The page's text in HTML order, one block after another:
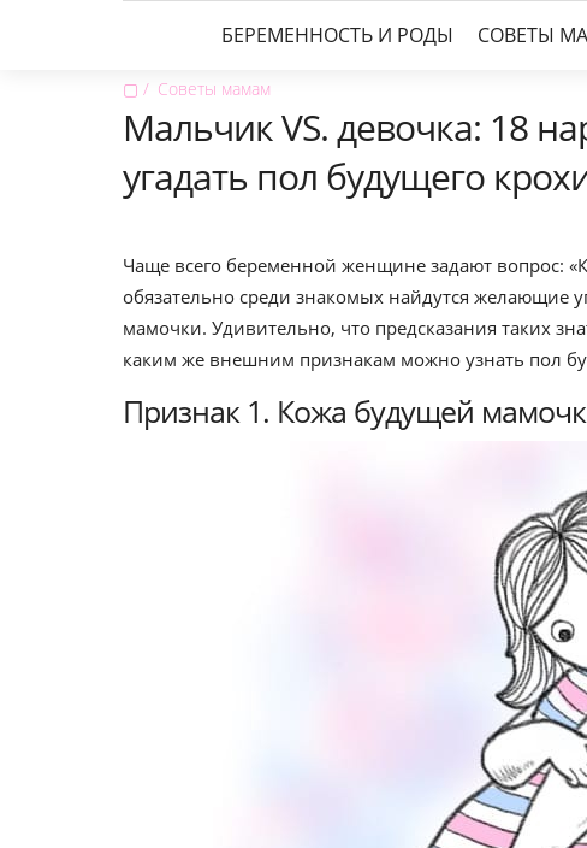
БЕРЕМЕННОСТЬ И РОДЫ СОВЕТЫ
▢ Советы мамам
Мальчик VS. девочка: 18
угадать пол будущего
Чаще всего беременной женщине задают вопрос:
обязательно среди знакомых найдутся желающие
мамочки. Удивительно, что предсказания таких
каким же внешним признакам можно узнать пол
Признак 1. Кожа будущей